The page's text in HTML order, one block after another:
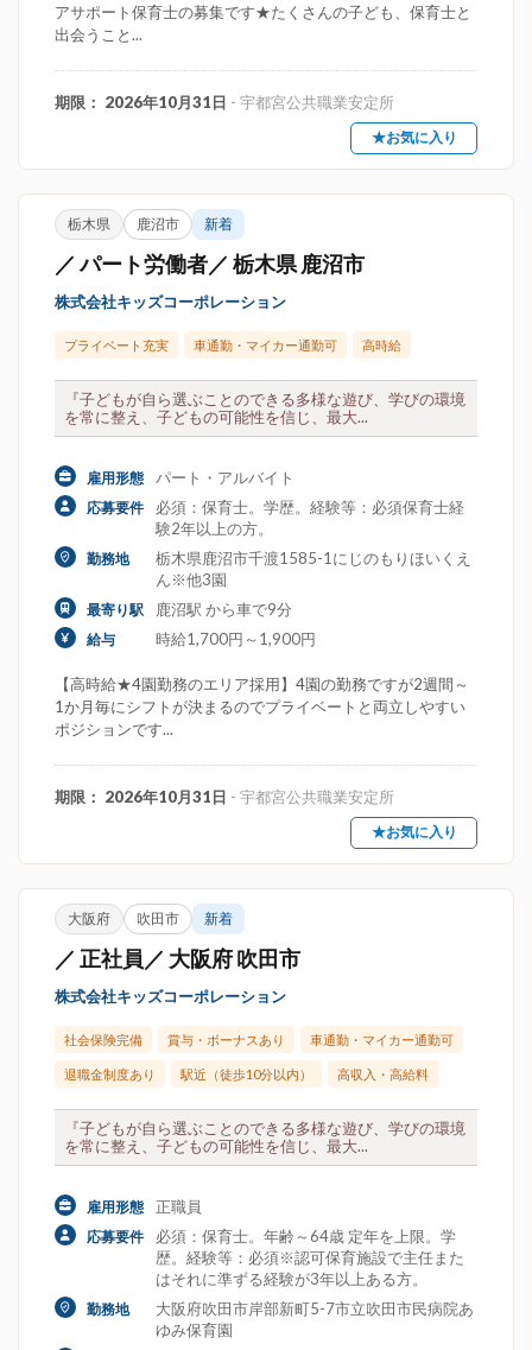
アサポート保育士の募集です★たくさんの子ども、保育士と
出会うこと...
期限： 2026年10月31日 - 宇都宮公共職業安定所
★お気に入り
栃木県 鹿沼市 新着
／ パート労働者／ 栃木県 鹿沼市
株式会社キッズコーポレーション
プライベート充実 車通勤・マイカー通勤可 高時給
『子どもが自ら選ぶことのできる多様な遊び、学びの環境
を常に整え、子どもの可能性を信じ、最大...
雇用形態 パート・アルバイト
応募要件
必須：保育士。学歴。経験等：必須保育士経
験2年以上の方。
勤務地
栃木県鹿沼市千渡1585-1にじのもりほいくえ
ん※他3園
最寄り駅 鹿沼駅 から車で9分
給与 時給1,700円～1,900円
【高時給★4園勤務のエリア採用】4園の勤務ですが2週間～
1か月毎にシフトが決まるのでプライベートと両立しやすい
ポジションです...
期限： 2026年10月31日 - 宇都宮公共職業安定所
★お気に入り
大阪府 吹田市 新着
／ 正社員／ 大阪府 吹田市
株式会社キッズコーポレーション
社会保険完備 賞与・ボーナスあり 車通勤・マイカー通勤可
退職金制度あり 駅近（徒歩10分以内） 高収入・高給料
『子どもが自ら選ぶことのできる多様な遊び、学びの環境
を常に整え、子どもの可能性を信じ、最大...
雇用形態 正職員
応募要件
必須：保育士。年齢～64歳 定年を上限。学
歴。経験等：必須※認可保育施設で主任また
はそれに準ずる経験が3年以上ある方。
勤務地
大阪府吹田市岸部新町5-7市立吹田市民病院あ
ゆみ保育園